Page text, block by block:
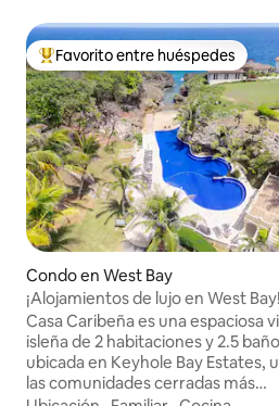
Favorito entre huéspedes
Favorito entre huéspedes
Condo en West Bay
¡Alojamientos de lujo en West Bay!
¡Hermosa piscina!
Casa Caribeña es una espaciosa
isleña de 2 habitaciones y 2.5
ubicada en Keyhole Bay Estates,
las comunidades cerradas más